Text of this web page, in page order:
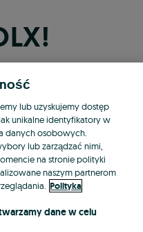
Facebooka
konto Apple
konto Google
lub uzyskujemy dostęp
unikalne identyfikatory w
danych osobowych.
lub zarządzać nimi,
na stronie polityki
naszym partnerom
Polityka
dane w celu